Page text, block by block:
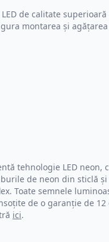
de calitate
montarea și
tehnologie LED neon,
de neon din sticlă
Toate semnele
de o garanție de
ici.